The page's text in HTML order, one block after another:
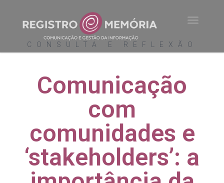
CONSULTA E REFLEXÃO
Comunicação
com
comunidades e
‘stakeholders’: a